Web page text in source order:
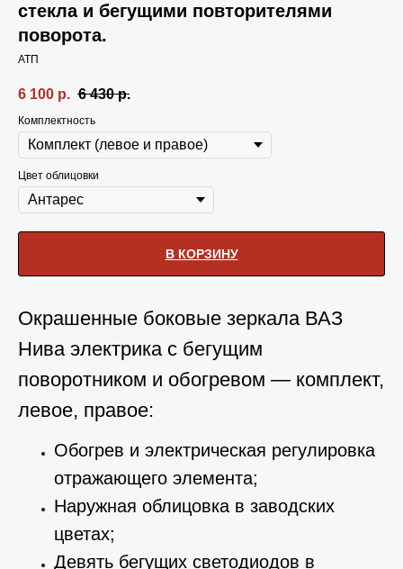
стекла и бегущими повторителями
поворота.
АТП
6 100 р. 6 430 р.
Комплектность
Цвет облицовки
В КОРЗИНУ
Окрашенные боковые зеркала ВАЗ
Нива электрика с бегущим
поворотником и обогревом — комплект,
левое, правое:
Обогрев и электрическая регулировка
отражающего элемента;
Наружная облицовка в заводских
цветах;
Девять бегущих светодиодов в